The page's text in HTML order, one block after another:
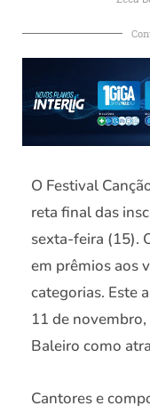
O Festival
reta final das
sexta-feira (15).
em prêmios aos
categorias. Este
11 de
Baleiro como
Cantores e